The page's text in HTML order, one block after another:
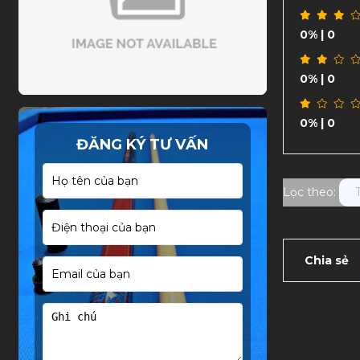
ĐĂNG KÝ TƯ VẤN
0% | 0
0% | 0
0% | 0
Lọc theo:
Chia sẻ